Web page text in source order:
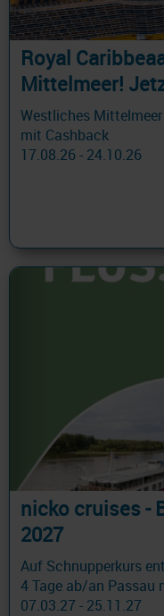
Royal
Mittelmeer!
Westliches
mit Cashback
17.08.26 - 24.10.26
nicko cruises -
2027
Auf Schnupperkurs
4 Tage ab/an Passau
07.03.27 - 25.11.27